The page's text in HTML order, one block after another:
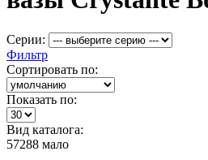
Серии:
Фильтр
Сортировать по:
Показать по:
Вид каталога:
57288 мало